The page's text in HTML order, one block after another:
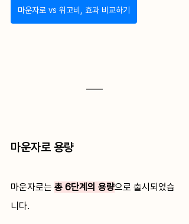
마운자로 vs 위고비, 효과 비교하기
마운자로 용량
마운자로는 총 6단계의 용량으로 출시되었습
니다.